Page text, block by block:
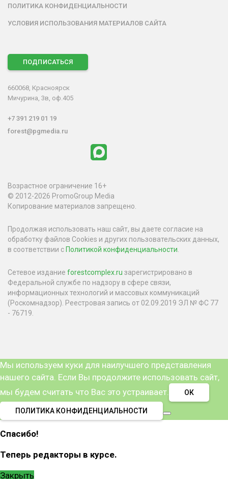
ПОЛИТИКА КОНФИДЕНЦИАЛЬНОСТИ
УСЛОВИЯ ИСПОЛЬЗОВАНИЯ МАТЕРИАЛОВ САЙТА
ПОДПИСАТЬСЯ
660068, Красноярск
Мичурина, 3в, оф.405
+7 391 219 01 19
forest@pgmedia.ru
Возрастное ограничение 16+
© 2012-2026 PromoGroup Media
Копирование материалов запрещено.
Продолжая использовать наш сайт, вы даете согласие на
обработку файлов Cookies и других пользовательских данных,
в соответствии с Политикой конфиденциальности.
Сетевое издание forestcomplex.ru зарегистрировано в
Федеральной службе по надзору в сфере связи,
информационных технологий и массовых коммуникаций
(Роскомнадзор). Реестровая запись от 02.09.2019 ЭЛ № ФС 77
- 76719.
Мы используем куки для наилучшего представления
нашего сайта. Если Вы продолжите использовать сайт,
мы будем считать что Вас это устраивает.
ОК
ПОЛИТИКА КОНФИДЕНЦИАЛЬНОСТИ
Спасибо!
Теперь редакторы в курсе.
Закрыть